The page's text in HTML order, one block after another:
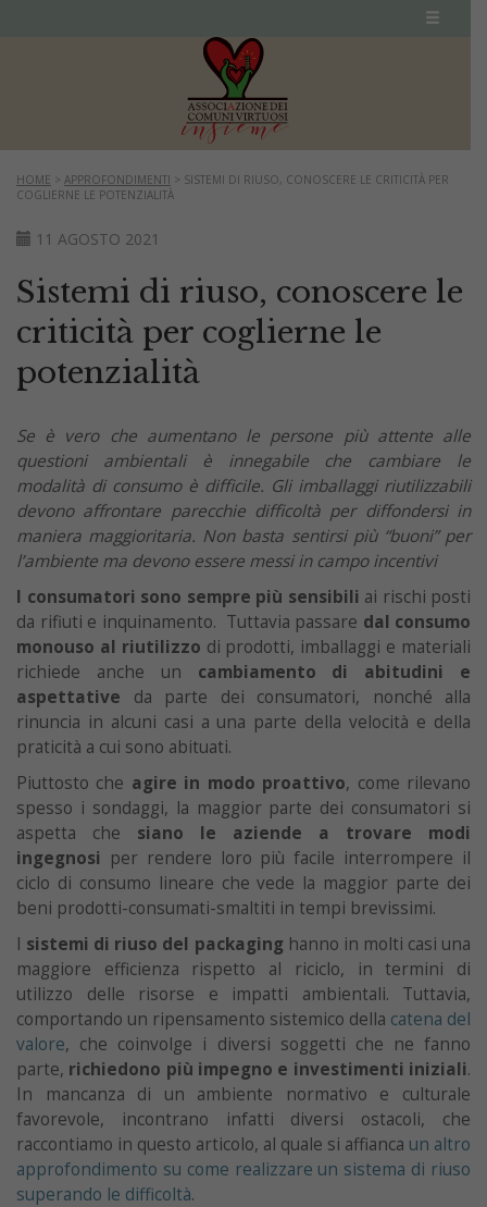
HOME > APPROFONDIMENTI > SISTEMI DI RIUSO, CONOSCERE LE CRITICITÀ PER
COGLIERNE LE POTENZIALITÀ
11 AGOSTO 2021
Sistemi di riuso, conoscere le
criticità per coglierne le
potenzialità
Se è vero che aumentano le persone più attente alle
questioni ambientali è innegabile che cambiare le
modalità di consumo è difficile. Gli imballaggi riutilizzabili
devono affrontare parecchie difficoltà per diffondersi in
maniera maggioritaria. Non basta sentirsi più “buoni” per
l’ambiente ma devono essere messi in campo incentivi
I consumatori sono sempre più sensibili ai rischi posti
da rifiuti e inquinamento. Tuttavia passare dal consumo
monouso al riutilizzo di prodotti, imballaggi e materiali
richiede anche un cambiamento di abitudini e
aspettative da parte dei consumatori, nonché alla
rinuncia in alcuni casi a una parte della velocità e della
praticità a cui sono abituati.
Piuttosto che agire in modo proattivo, come rilevano
spesso i sondaggi, la maggior parte dei consumatori si
aspetta che siano le aziende a trovare modi
ingegnosi per rendere loro più facile interrompere il
ciclo di consumo lineare che vede la maggior parte dei
beni prodotti-consumati-smaltiti in tempi brevissimi.
I sistemi di riuso del packaging hanno in molti casi una
maggiore efficienza rispetto al riciclo, in termini di
utilizzo delle risorse e impatti ambientali. Tuttavia,
comportando un ripensamento sistemico della catena del
valore, che coinvolge i diversi soggetti che ne fanno
parte, richiedono più impegno e investimenti iniziali.
In mancanza di un ambiente normativo e culturale
favorevole, incontrano infatti diversi ostacoli, che
raccontiamo in questo articolo, al quale si affianca un altro
approfondimento su come realizzare un sistema di riuso
superando le difficoltà.